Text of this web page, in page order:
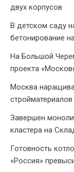
двух корпусов
В детском саду
бетонирование
На Большой
проекта
Москва
стройматериалов
Завершен
кластера на
Готовность
«Россия»